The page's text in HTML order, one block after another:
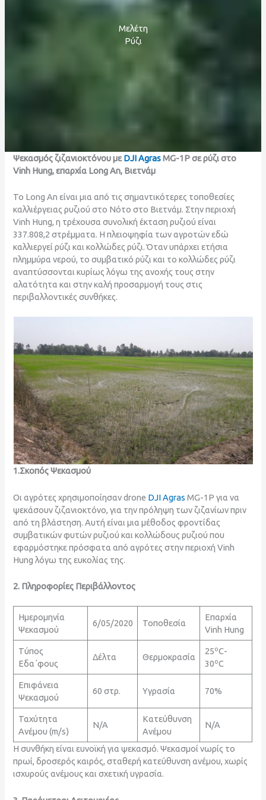
Μελέτη
Ρύζι
Ψεκασμόςζιζανιοκτόνου με DJI AgrasMG-1P σε ρύζι στο
Vinh Hung, επαρχία Long An, Βιετνάμ
Το Long An είναι μια από τις σημαντικότερες τοποθεσίες
καλλιέργειας ρυζιού στο Νότο στο Βιετνάμ. Στην περιοχή
Vinh Hung, η τρέχουσα συνολική έκταση ρυζιού είναι
337.808,2 στρέμματα. Η πλειοψηφία των αγροτών εδώ
καλλιεργεί ρύζι και κολλώδες ρύζι. Όταν υπάρχει ετήσια
πλημμύρα νερού, το συμβατικό ρύζι και το κολλώδες ρύζι
αναπτύσσονται κυρίως λόγω της ανοχής τους στην
αλατότητα και στην καλή προσαρμογή τους στις
περιβαλλοντικές συνθήκες.
1.Σκοπός Ψεκασμού
Οι αγρότες χρησιμοποίησαν drone DJI AgrasMG-1P για να
ψεκάσουν ζιζανιοκτόνο, για την πρόληψη των ζιζανίων πριν
από τη βλάστηση. Αυτή είναι μια μέθοδος φροντίδας
συμβατικών φυτών ρυζιού και κολλώδους ρυζιού που
εφαρμόστηκε πρόσφατα από αγρότες στην περιοχή Vinh
Hung λόγω της ευκολίας της.
2. Πληροφορίες Περιβάλλοντος
Ημερομηνία
Ψεκασμού
6/05/2020 Τοποθεσία
Επαρχία
Vinh Hung
Τύπος
Εδα΄φους
Δέλτα Θερμοκρασία
25oC-
30oC
Επιφάνεια
Ψεκασμού
60 στρ. Υγρασία 70%
Ταχύτητα
Ανέμου (m/s)
N/A
Κατεύθυνση
Ανέμου
N/A
Η συνθήκη είναι ευνοϊκή για ψεκασμό. Ψεκασμοί νωρίς το
πρωί, δροσερός καιρός, σταθερή κατεύθυνση ανέμου, χωρίς
ισχυρούς ανέμους και σχετική υγρασία.